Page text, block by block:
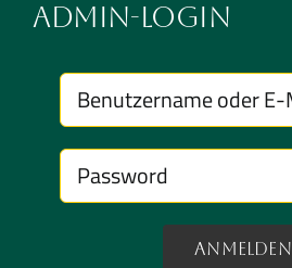
Admin-Login
Anmelden